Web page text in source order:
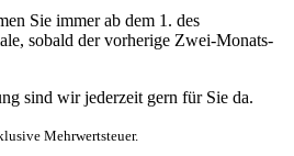
Sie immer ab dem 1. des
sobald der vorherige Zwei-Monats-
sind wir jederzeit gern für Sie da.
Mehrwertsteuer.